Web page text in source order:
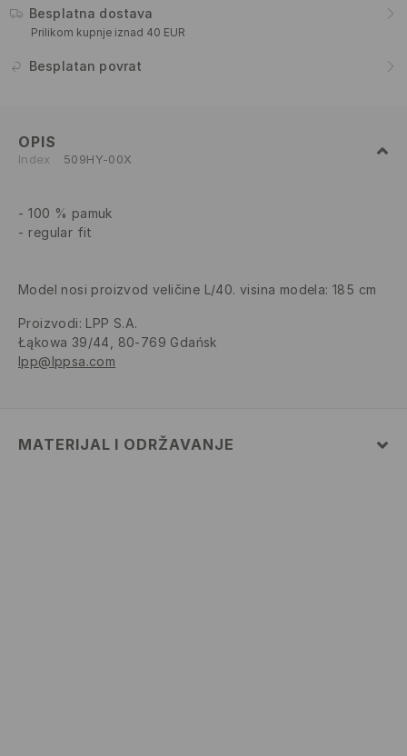
Besplatna dostava
Prilikom kupnje iznad 40 EUR
Besplatan povrat
OPIS
Index 509HY-00X
100 % pamuk
regular fit
Model nosi proizvod veličine L/40. visina modela: 185 cm
Proizvodi: LPP S.A.
Łąkowa 39/44, 80-769 Gdańsk
lpp@lppsa.com
MATERIJAL I ODRŽAVANJE